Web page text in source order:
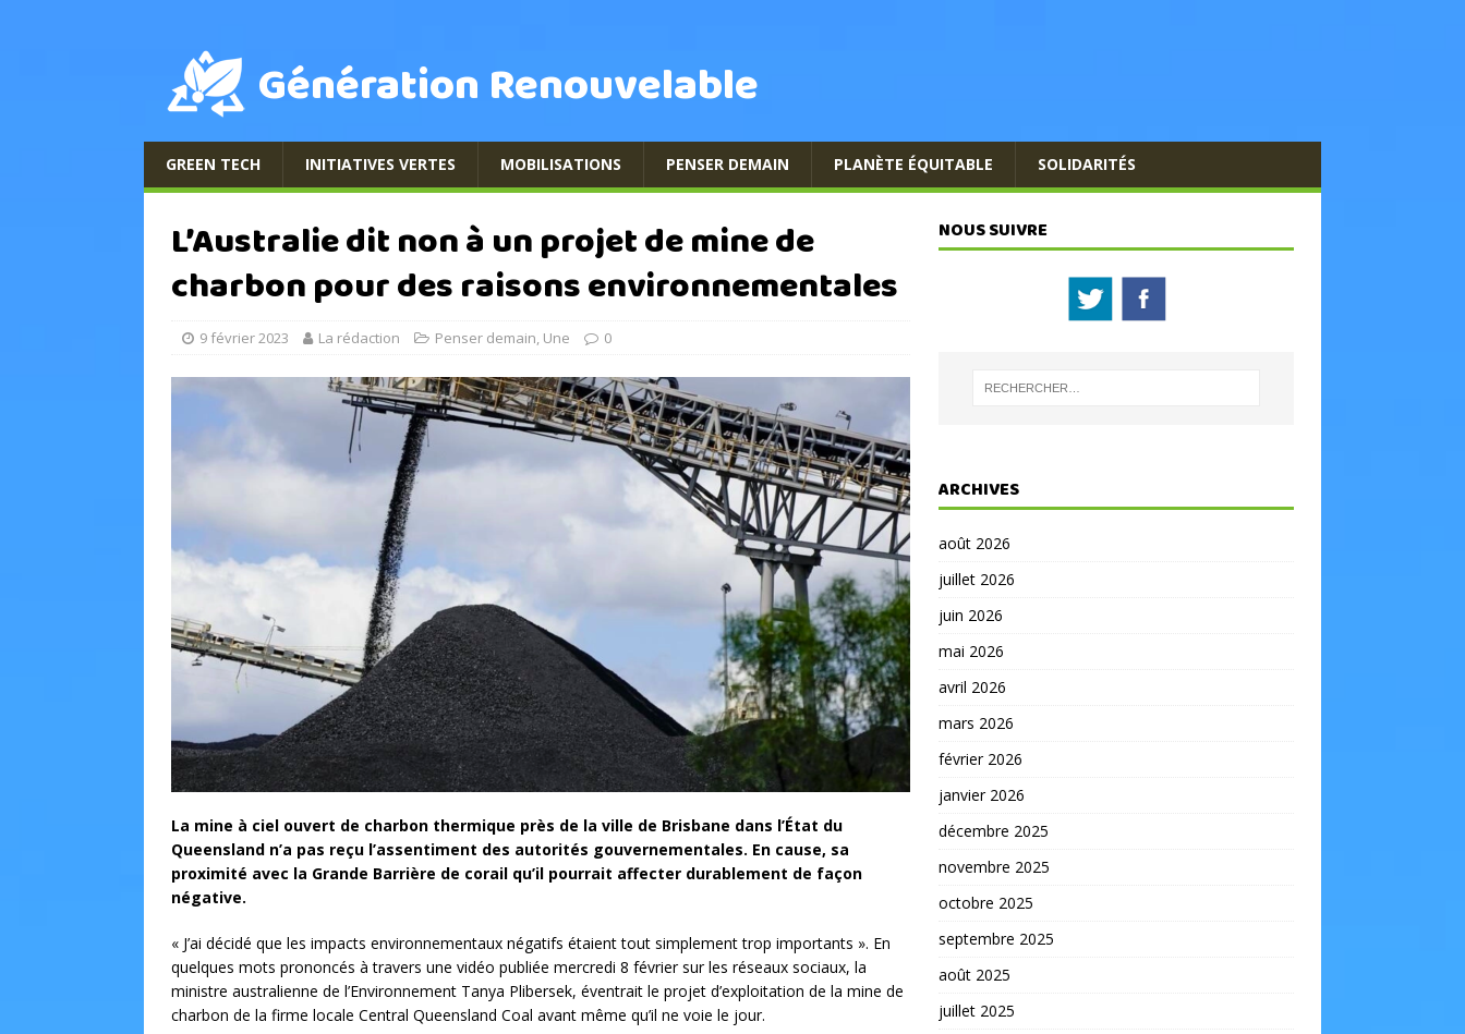
Génération Renouvelable
GREEN TECH INITIATIVES VERTES MOBILISATIONS PENSER DEMAIN PLANÈTE ÉQUITABLE SOLIDARITÉS
L’Australie dit non à un projet de mine de
charbon pour des raisons environnementales
9 février 2023 La rédaction Penser demain, Une 0
La mine à ciel ouvert de charbon thermique près de la ville de Brisbane dans l’État du
Queensland n’a pas reçu l’assentiment des autorités gouvernementales. En cause, sa
proximité avec la Grande Barrière de corail qu’il pourrait affecter durablement de façon
négative.
« J’ai décidé que les impacts environnementaux négatifs étaient tout simplement trop importants ». En
quelques mots prononcés à travers une vidéo publiée mercredi 8 février sur les réseaux sociaux, la
ministre australienne de l’Environnement Tanya Plibersek, éventrait le projet d’exploitation de la mine de
charbon de la firme locale Central Queensland Coal avant même qu’il ne voie le jour.
NOUS SUIVRE
ARCHIVES
août 2026
juillet 2026
juin 2026
mai 2026
avril 2026
mars 2026
février 2026
janvier 2026
décembre 2025
novembre 2025
octobre 2025
septembre 2025
août 2025
juillet 2025